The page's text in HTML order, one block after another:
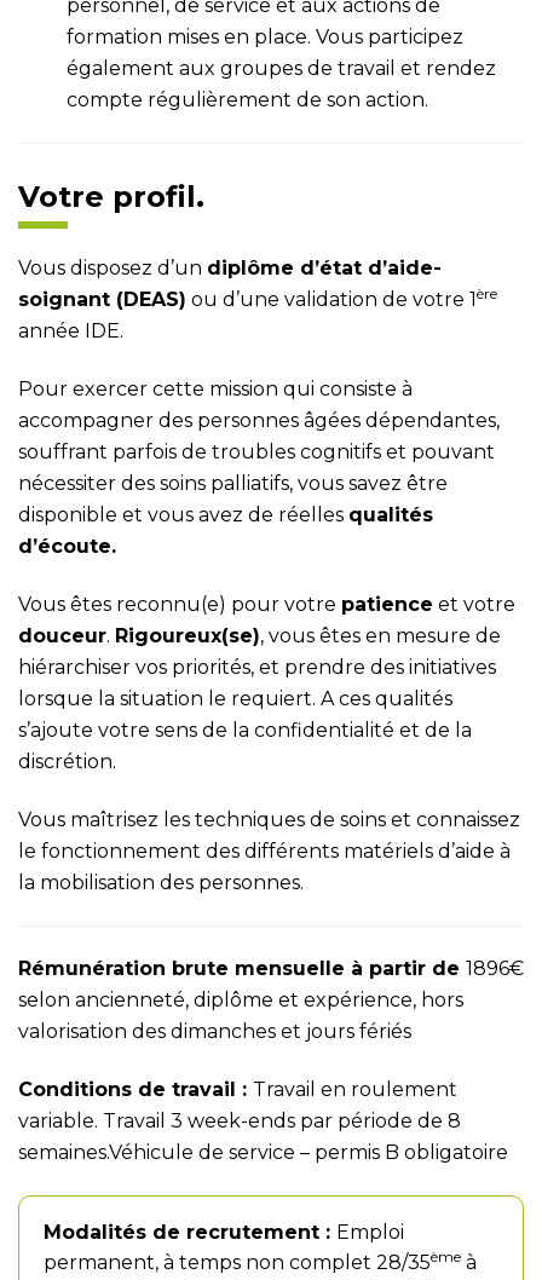
personnel, de service et aux actions de
formation mises en place. Vous participez
également aux groupes de travail et rendez
compte régulièrement de son action.
Votre profil.
Vous disposez d’un diplôme d’état d’aide-
soignant (DEAS) ou d’une validation de votre 1ère
année IDE.
Pour exercer cette mission qui consiste à
accompagner des personnes âgées dépendantes,
souffrant parfois de troubles cognitifs et pouvant
nécessiter des soins palliatifs, vous savez être
disponible et vous avez de réelles qualités
d’écoute.
Vous êtes reconnu(e) pour votre patience et votre
douceur. Rigoureux(se), vous êtes en mesure de
hiérarchiser vos priorités, et prendre des initiatives
lorsque la situation le requiert. A ces qualités
s’ajoute votre sens de la confidentialité et de la
discrétion.
Vous maîtrisez les techniques de soins et connaissez
le fonctionnement des différents matériels d’aide à
la mobilisation des personnes.
Rémunération brute mensuelle à partir de 1896€
selon ancienneté, diplôme et expérience, hors
valorisation des dimanches et jours fériés
Conditions de travail : Travail en roulement
variable. Travail 3 week-ends par période de 8
semaines.Véhicule de service – permis B obligatoire
Modalités de recrutement : Emploi
permanent, à temps non complet 28/35ème à